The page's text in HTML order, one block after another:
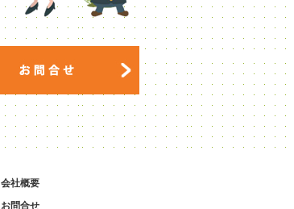
会社概要
お問合せ